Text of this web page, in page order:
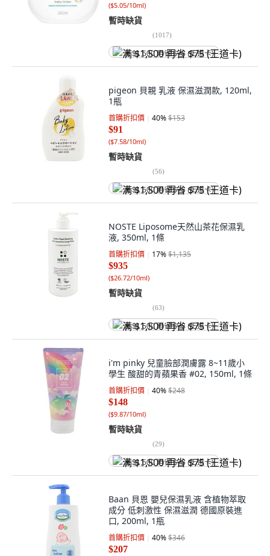
($5.05/10ml)
暫時缺貨
(1017)
满 $1,500 再省 $75 (王道卡)
pigeon 貝親 乳液 保濕滋潤款, 120ml,
1瓶
首購折扣價 40%$153
$91
($7.58/10ml)
暫時缺貨
(56)
满 $1,500 再省 $75 (王道卡)
NOSTE Liposome天然山茶花保濕乳
液, 350ml, 1條
首購折扣價 17%$1,135
$935
($26.72/10ml)
暫時缺貨
(63)
满 $1,500 再省 $75 (王道卡)
i'm pinky 兒童臉部潤膚露 8~11歲小
學生 酸甜的青蘋果香 #02, 150ml, 1條
首購折扣價 40%$248
$148
($9.87/10ml)
暫時缺貨
(29)
满 $1,500 再省 $75 (王道卡)
Baan 貝恩 嬰兒保濕乳液 含植物萃取
成分 低刺激性 保濕滋潤 德國原裝進
口, 200ml, 1瓶
首購折扣價 40%$346
$207